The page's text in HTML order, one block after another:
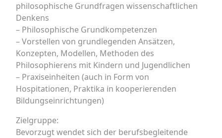
philosophische Grundfragen wissenschaftlichen
Denkens
– Philosophische Grundkompetenzen
– Vorstellen von grundlegenden Ansätzen,
Konzepten, Modellen, Methoden des
Philosophierens mit Kindern und Jugendlichen
– Praxiseinheiten (auch in Form von
Hospitationen, Praktika in kooperierenden
Bildungseinrichtungen)
Zielgruppe:
Bevorzugt wendet sich der berufsbegleitende